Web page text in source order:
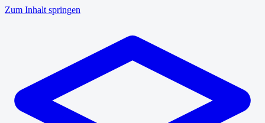
Zum Inhalt springen